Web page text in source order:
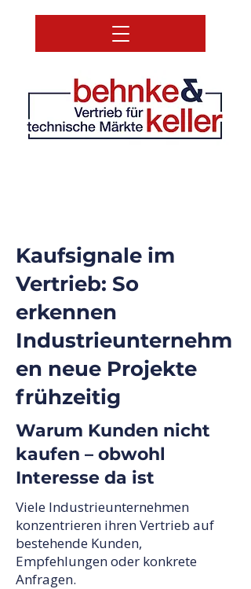
Kaufsignale im
Vertrieb: So
erkennen
Industrieunternehm
en neue Projekte
frühzeitig
Warum Kunden nicht
kaufen – obwohl
Interesse da ist
Viele Industrieunternehmen
konzentrieren ihren Vertrieb auf
bestehende Kunden,
Empfehlungen oder konkrete
Anfragen.